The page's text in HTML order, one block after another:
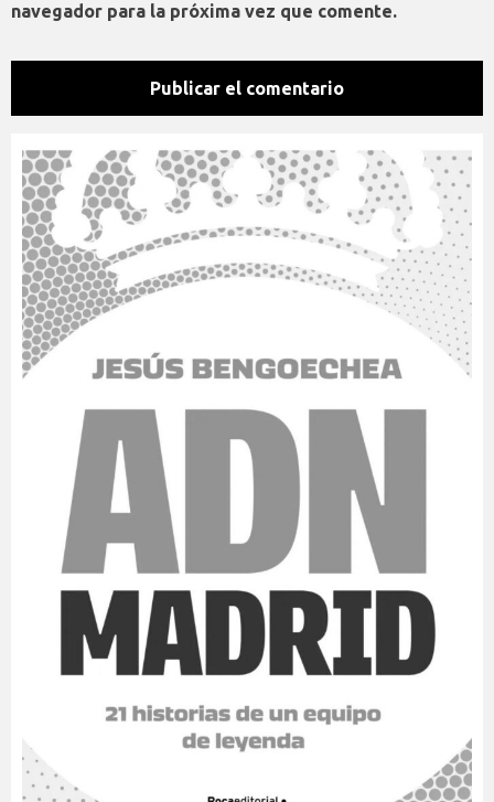
navegador para la próxima vez que comente.